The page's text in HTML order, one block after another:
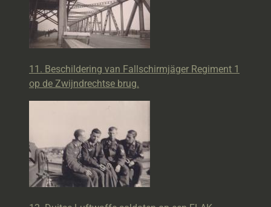
11. Beschildering van Fallschirmjäger Regiment 1
op de Zwijndrechtse brug.